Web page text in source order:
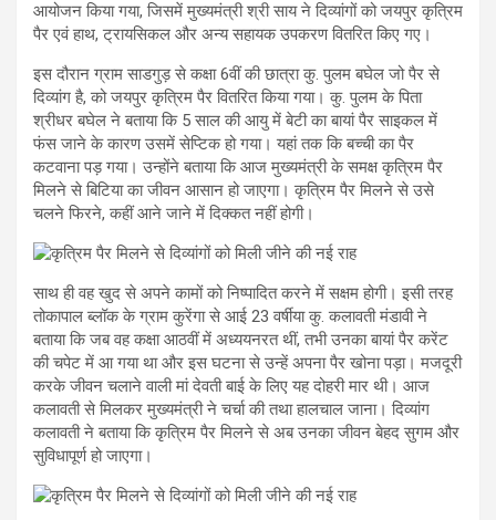
आयोजन किया गया, जिसमें मुख्यमंत्री श्री साय ने दिव्यांगों को जयपुर कृत्रिम
पैर एवं हाथ, ट्रायसिकल और अन्य सहायक उपकरण वितरित किए गए।
इस दौरान ग्राम साडगुड़ से कक्षा 6वीं की छात्रा कु. पुलम बघेल जो पैर से
दिव्यांग है, को जयपुर कृत्रिम पैर वितरित किया गया। कु. पुलम के पिता
श्रीधर बघेल ने बताया कि 5 साल की आयु में बेटी का बायां पैर साइकल में
फंस जाने के कारण उसमें सेप्टिक हो गया। यहां तक कि बच्ची का पैर
कटवाना पड़ गया। उन्होंने बताया कि आज मुख्यमंत्री के समक्ष कृत्रिम पैर
मिलने से बिटिया का जीवन आसान हो जाएगा। कृत्रिम पैर मिलने से उसे
चलने फिरने, कहीं आने जाने में दिक्कत नहीं होगी।
साथ ही वह खुद से अपने कामों को निष्पादित करने में सक्षम होगी। इसी तरह
तोकापाल ब्लॉक के ग्राम कुरेंगा से आई 23 वर्षीया कु. कलावती मंडावी ने
बताया कि जब वह कक्षा आठवीं में अध्ययनरत थीं, तभी उनका बायां पैर करेंट
की चपेट में आ गया था और इस घटना से उन्हें अपना पैर खोना पड़ा। मजदूरी
करके जीवन चलाने वाली मां देवती बाई के लिए यह दोहरी मार थी। आज
कलावती से मिलकर मुख्यमंत्री ने चर्चा की तथा हालचाल जाना। दिव्यांग
कलावती ने बताया कि कृत्रिम पैर मिलने से अब उनका जीवन बेहद सुगम और
सुविधापूर्ण हो जाएगा।